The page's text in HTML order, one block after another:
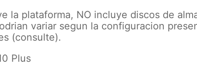
la plataforma, NO incluye discos de
variar segun la configuracion
(consulte).
Plus